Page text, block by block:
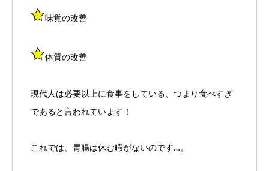
味覚の改善
体質の改善
現代人は必要以上に食事をしている、つまり食べすぎ
であると言われています！
これでは、胃腸は休む暇がないのです…。